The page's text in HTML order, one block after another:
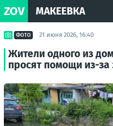
ZOV МАКЕЕВКА
ФОТО 21 июня 2026, 16:40
Жители одного из
просят помощи из-за